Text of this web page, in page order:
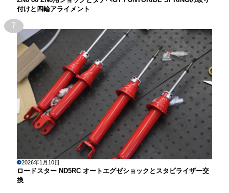
付けと四輪アライメント
7
2026年1月10日
ロードスター ND5RC オートエグゼショックとスタビライザー交
換